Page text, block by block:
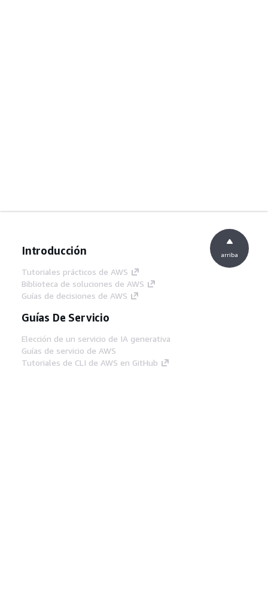
Introducción
Tutoriales prácticos de AWS
Biblioteca de soluciones de AWS
Guías de decisiones de AWS
Guías De Servicio
Elección de un servicio de IA generativa
Guías de servicio de AWS
Tutoriales de CLI de AWS en GitHub
arriba